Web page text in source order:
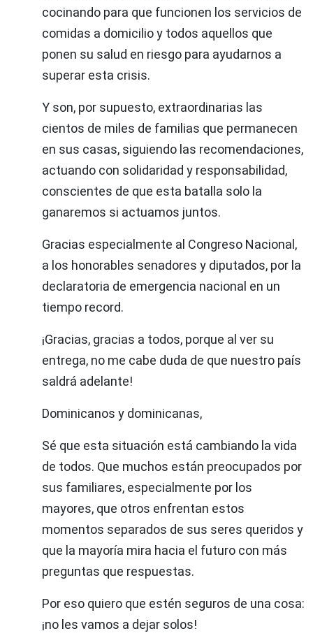
cocinando para que funcionen los servicios de
comidas a domicilio y todos aquellos que
ponen su salud en riesgo para ayudarnos a
superar esta crisis.
Y son, por supuesto, extraordinarias las
cientos de miles de familias que permanecen
en sus casas, siguiendo las recomendaciones,
actuando con solidaridad y responsabilidad,
conscientes de que esta batalla solo la
ganaremos si actuamos juntos.
Gracias especialmente al Congreso Nacional,
a los honorables senadores y diputados, por la
declaratoria de emergencia nacional en un
tiempo record.
¡Gracias, gracias a todos, porque al ver su
entrega, no me cabe duda de que nuestro país
saldrá adelante!
Dominicanos y dominicanas,
Sé que esta situación está cambiando la vida
de todos. Que muchos están preocupados por
sus familiares, especialmente por los
mayores, que otros enfrentan estos
momentos separados de sus seres queridos y
que la mayoría mira hacia el futuro con más
preguntas que respuestas.
Por eso quiero que estén seguros de una cosa:
¡no les vamos a dejar solos!